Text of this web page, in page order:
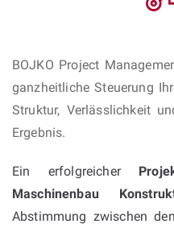
BOJKO Project
ganzheitliche Steuerung
Struktur, Verlässlichkeit
Ergebnis.
Ein erfolgreicher
Maschinenbau
Abstimmung zwischen